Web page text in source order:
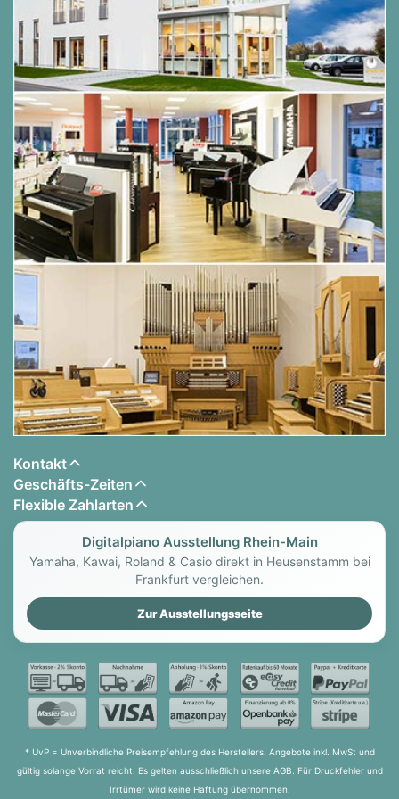
strukturelle Verstärkungen in der Mechanik für
mehr Stabilität bei Fortissimo und Staccato-
Passagen sorgen.
Darüber hinaus verfügt das CN201 über die "Ivory
Touch" Tastenoberfläche von Kawai. Sie
unterstützen das Spielen, indem sie die
Feuchtigkeit der Finger absorbieren. Darüber
hinaus ist die Tastatur des CN201 mit einer
Druckpunktsimulation ausgestattet, die eine
perfekte Kontrolle beim Pianissimo-Spiel
ermöglicht.
Beeindruckender Klang
Das CN201 Digitalpiano reproduziert den
herausragenden Klang des Shigeru Kawai SK-EX
Konzertflügels. Die weltberühmten Shigeru Kawai
Modelle werden für ihre klangliche Klarheit
geschätzt und sind immer wieder auf den Bühnen
von Konzertsälen und Musikinstitutionen zu finden.
Darüber hinaus verfügt das CN201 Digitalpiano
Konzertflügels, der - neben anderen Flügeln -
international von professionellen Pianisten häufig
für Veranstaltungen wie die Klavierwettbewerbe
von Chopin, Tschaikowsky oder Rubinstein
ausgewählt wird.
Alle 88 Tasten dieser beiden außergewöhnlichen
Flügelmodelle wurden ausgiebig aufgenommen
und analysiert. Die einzigartige Charakteristik
jeder Note und die große dynamische Bandbreite
der Klänge erlauben es dem Pianisten, sein
emotionales Spiel zum Ausdruck zu bringen ...
vom weichen Pianissimo bis zum kraftvollen
Fortissimo.
Mit den umfangreichen Möglichkeiten des Virtual
Technician können die Klänge perfekt eingestellt
Kontakt
Geschäfts-Zeiten
Flexible Zahlarten
Digitalpiano Ausstellung Rhein-Main
Yamaha, Kawai, Roland & Casio direkt in Heusenstamm bei
Frankfurt vergleichen.
Zur Ausstellungsseite
* UvP = Unverbindliche Preisempfehlung des Herstellers. Angebote inkl. MwSt und
gültig solange Vorrat reicht. Es gelten ausschließlich unsere AGB. Für Druckfehler und
Irrtümer wird keine Haftung übernommen.